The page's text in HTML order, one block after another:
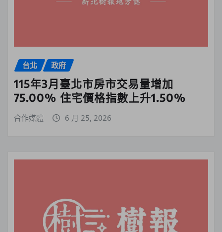
台北 政府
115年3月臺北市房市交易量增加
75.00% 住宅價格指數上升1.50%
合作媒體 6 月 25, 2026